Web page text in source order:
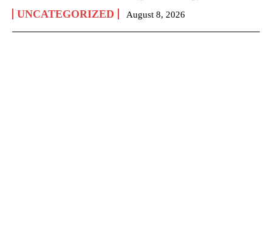
UNCATEGORIZED August 8, 2026